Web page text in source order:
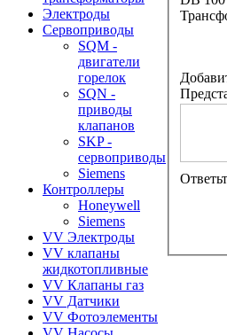
Электроды
Сервоприводы
SQM -
двигатели
горелок
SQN -
приводы
клапанов
SKP -
сервоприводы
Siemens
Контроллеры
Honeywell
Siemens
VV Электроды
VV клапаны
жидкотопливные
VV Клапаны газ
VV Датчики
VV Фотоэлементы